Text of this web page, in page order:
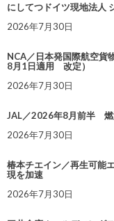
にしてつドイツ現地法人
2026年7月30日
NCA／日本発国際航空貨
8月1日適用 改定）
2026年7月30日
JAL／2026年8月前半 燃
2026年7月30日
椿本チエイン／再生可能
現を加速
2026年7月30日